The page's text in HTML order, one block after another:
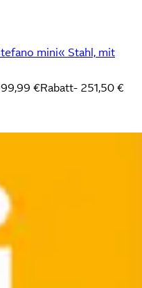
mini« Stahl, mit
€Rabatt- 251,50 €